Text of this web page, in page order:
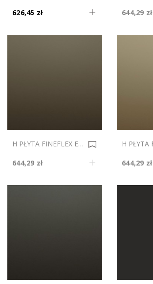
626,45 zł 644,29 zł
H PŁYTA FINEFLEX ECO MAT 8003 PEARL BRONZE METALIK DS 2800x1300mm Gr.19 0035644
644,29 zł 644,29 zł